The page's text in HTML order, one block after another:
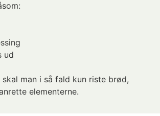
ud
skal man i så fald kun riste brød,
elementerne.